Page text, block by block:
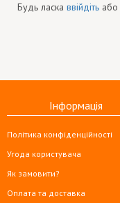
Будь ласка ввійдіть або
Інформація
Політика конфіденційності
Угода користувача
Як замовити?
Оплата та доставка